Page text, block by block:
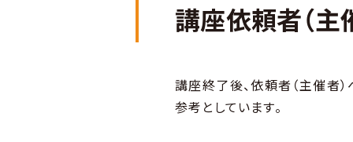
講座依頼者（主
講座終了後、依頼者（主催者
参考としています。